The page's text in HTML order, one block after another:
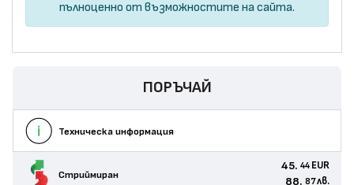
пълноценно от възможностите на сайта.
ПОРЪЧАЙ
Техническа информация
Стриймиран
45. 44 EUR
88. 87 лв.